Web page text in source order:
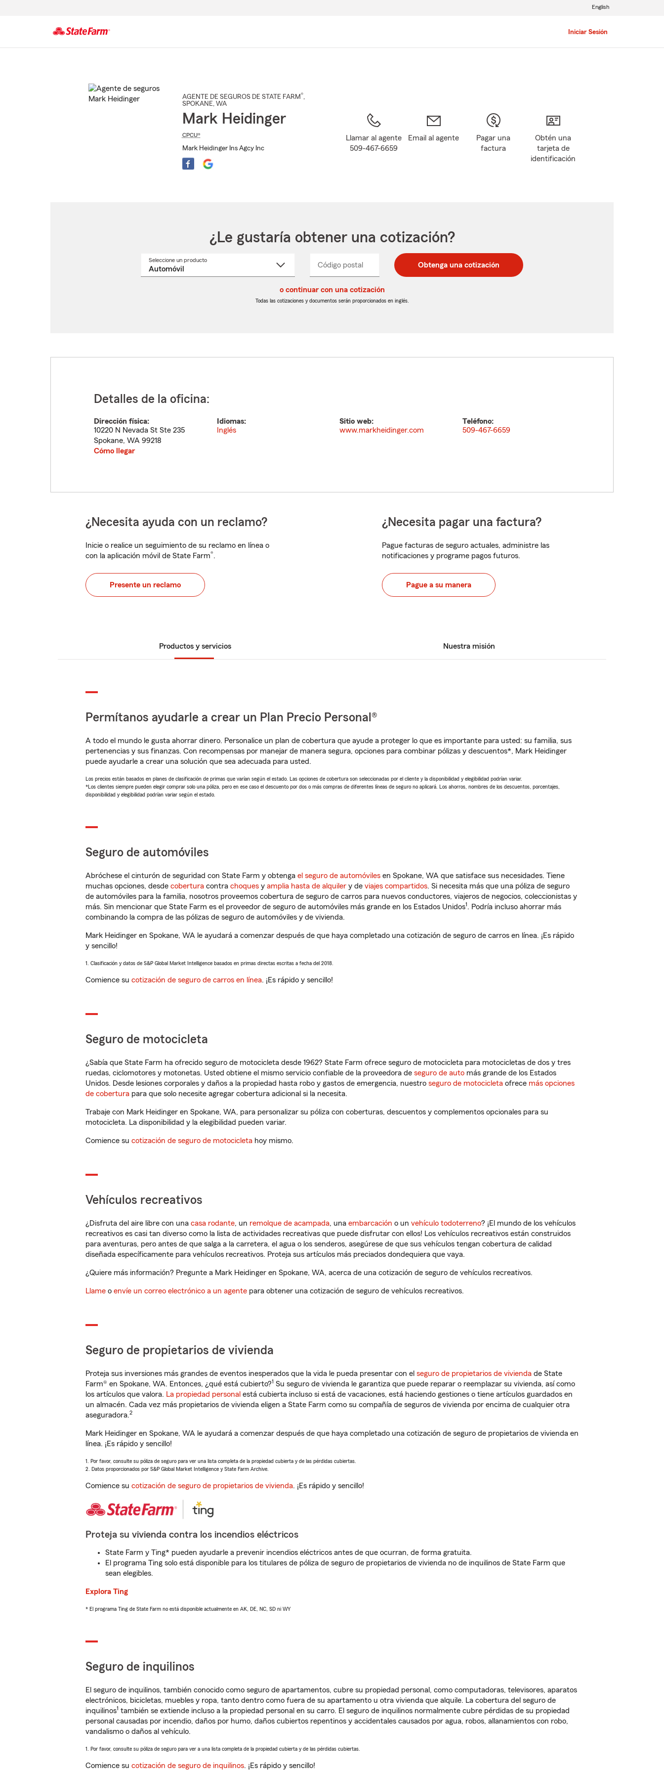
Iniciar Sesión
English
AGENTE DE SEGUROS DE STATE FARM®,
SPOKANE, WA
Mark Heidinger
CPCU®
Mark Heidinger Ins Agcy Inc
Llamar al agente
509-467-6659
Email al agente
Pagar una
factura
Obtén una
tarjeta de
identificación
¿Le gustaría obtener una cotización?
Seleccione un productoSeleccione
Código postal
postal
de
postal
de
_____ Obtenga una cotización
o continuar con una cotización
Todas las cotizaciones y documentos serán proporcionados en inglés.
Detalles de la oficina:
Dirección física:
10220 N Nevada St Ste 235
Spokane, WA 99218
Cómo llegar
Idiomas:
Inglés
Sitio web:
www.markheidinger.com
Teléfono:
509-467-6659
¿Necesita ayuda con un reclamo?
Inicie o realice un seguimiento de su reclamo en línea o
con la aplicación móvil de State Farm®.
Presente un reclamo
¿Necesita pagar una factura?
Pague facturas de seguro actuales, administre las
notificaciones y programe pagos futuros.
Pague a su manera
Productos y servicios Nuestra misión
Permítanos ayudarle a crear un Plan Precio Personal®
A todo el mundo le gusta ahorrar dinero. Personalice un plan de cobertura que ayude a proteger lo que es importante para usted: su familia, sus
pertenencias y sus finanzas. Con recompensas por manejar de manera segura, opciones para combinar pólizas y descuentos*, Mark Heidinger
puede ayudarle a crear una solución que sea adecuada para usted.
Los precios están basados en planes de clasificación de primas que varían según el estado. Las opciones de cobertura son seleccionadas por el cliente y la disponibilidad y elegibilidad podrían variar.
*Los clientes siempre pueden elegir comprar solo una póliza, pero en ese caso el descuento por dos o más compras de diferentes líneas de seguro no aplicará. Los ahorros, nombres de los descuentos, porcentajes,
disponibilidad y elegibilidad podrían variar según el estado.
Seguro de automóviles
Abróchese el cinturón de seguridad con State Farm y obtenga el seguro de automóviles en Spokane, WA que satisface sus necesidades. Tiene
muchas opciones, desde cobertura contra choques y amplia hasta de alquiler y de viajes compartidos. Si necesita más que una póliza de seguro
de automóviles para la familia, nosotros proveemos cobertura de seguro de carros para nuevos conductores, viajeros de negocios, coleccionistas y
más. Sin mencionar que State Farm es el proveedor de seguro de automóviles más grande en los Estados Unidos1. Podría incluso ahorrar más
combinando la compra de las pólizas de seguro de automóviles y de vivienda.
Mark Heidinger en Spokane, WA le ayudará a comenzar después de que haya completado una cotización de seguro de carros en línea. ¡Es rápido
y sencillo!
1. Clasificación y datos de S&P Global Market Intelligence basados en primas directas escritas a fecha del 2018.
Comience su cotización de seguro de carros en línea. ¡Es rápido y sencillo!
Seguro de motocicleta
¿Sabía que State Farm ha ofrecido seguro de motocicleta desde 1962? State Farm ofrece seguro de motocicleta para motocicletas de dos y tres
ruedas, ciclomotores y motonetas. Usted obtiene el mismo servicio confiable de la proveedora de seguro de auto más grande de los Estados
Unidos. Desde lesiones corporales y daños a la propiedad hasta robo y gastos de emergencia, nuestro seguro de motocicleta ofrece más opciones
de cobertura para que solo necesite agregar cobertura adicional si la necesita.
Trabaje con Mark Heidinger en Spokane, WA, para personalizar su póliza con coberturas, descuentos y complementos opcionales para su
motocicleta. La disponibilidad y la elegibilidad pueden variar.
Comience su cotización de seguro de motocicleta hoy mismo.
Vehículos recreativos
¿Disfruta del aire libre con una casa rodante, un remolque de acampada, una embarcación o un vehículo todoterreno? ¡El mundo de los vehículos
recreativos es casi tan diverso como la lista de actividades recreativas que puede disfrutar con ellos! Los vehículos recreativos están construidos
para aventuras, pero antes de que salga a la carretera, el agua o los senderos, asegúrese de que sus vehículos tengan cobertura de calidad
diseñada específicamente para vehículos recreativos. Proteja sus artículos más preciados dondequiera que vaya.
¿Quiere más información? Pregunte a Mark Heidinger en Spokane, WA, acerca de una cotización de seguro de vehículos recreativos.
Llame o envíe un correo electrónico a un agente para obtener una cotización de seguro de vehículos recreativos.
Seguro de propietarios de vivienda
Proteja sus inversiones más grandes de eventos inesperados que la vida le pueda presentar con el seguro de propietarios de vivienda de State
Farm® en Spokane, WA. Entonces, ¿qué está cubierto?1 Su seguro de vivienda le garantiza que puede reparar o reemplazar su vivienda, así como
los artículos que valora. La propiedad personal está cubierta incluso si está de vacaciones, está haciendo gestiones o tiene artículos guardados en
un almacén. Cada vez más propietarios de vivienda eligen a State Farm como su compañía de seguros de vivienda por encima de cualquier otra
aseguradora.2
Mark Heidinger en Spokane, WA le ayudará a comenzar después de que haya completado una cotización de seguro de propietarios de vivienda en
línea. ¡Es rápido y sencillo!
1. Por favor, consulte su póliza de seguro para ver una lista completa de la propiedad cubierta y de las pérdidas cubiertas.
2. Datos proporcionados por S&P Global Market Intelligence y State Farm Archive.
Comience su cotización de seguro de propietarios de vivienda. ¡Es rápido y sencillo!
Proteja su vivienda contra los incendios eléctricos
State Farm y Ting* pueden ayudarle a prevenir incendios eléctricos antes de que ocurran, de forma gratuita.
El programa Ting solo está disponible para los titulares de póliza de seguro de propietarios de vivienda no de inquilinos de State Farm que
sean elegibles.
Explora Ting
* El programa Ting de State Farm no está disponible actualmente en AK, DE, NC, SD ni WY
Seguro de inquilinos
El seguro de inquilinos, también conocido como seguro de apartamentos, cubre su propiedad personal, como computadoras, televisores, aparatos
electrónicos, bicicletas, muebles y ropa, tanto dentro como fuera de su apartamento u otra vivienda que alquile. La cobertura del seguro de
inquilinos1 también se extiende incluso a la propiedad personal en su carro. El seguro de inquilinos normalmente cubre pérdidas de su propiedad
personal causadas por incendio, daños por humo, daños cubiertos repentinos y accidentales causados por agua, robos, allanamientos con robo,
vandalismo o daños al vehículo.
1. Por favor, consulte su póliza de seguro para ver a una lista completa de la propiedad cubierta y de las pérdidas cubiertas.
Comience su cotización de seguro de inquilinos. ¡Es rápido y sencillo!